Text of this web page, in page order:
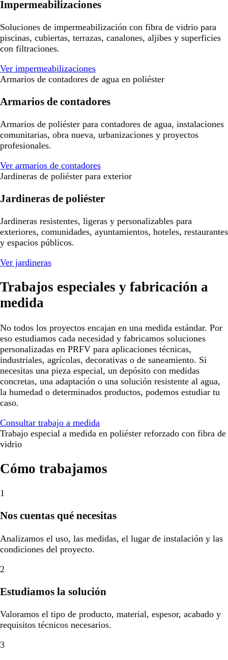
Impermeabilizaciones
Soluciones de impermeabilización con fibra de vidrio para
piscinas, cubiertas, terrazas, canalones, aljibes y superficies
con filtraciones.
Ver impermeabilizaciones
Armarios de contadores de agua en poliéster
Armarios de contadores
Armarios de poliéster para contadores de agua, instalaciones
comunitarias, obra nueva, urbanizaciones y proyectos
profesionales.
Ver armarios de contadores
Jardineras de poliéster para exterior
Jardineras de poliéster
Jardineras resistentes, ligeras y personalizables para
exteriores, comunidades, ayuntamientos, hoteles, restaurantes
y espacios públicos.
Ver jardineras
Trabajos especiales y fabricación a
medida
No todos los proyectos encajan en una medida estándar. Por
eso estudiamos cada necesidad y fabricamos soluciones
personalizadas en PRFV para aplicaciones técnicas,
industriales, agrícolas, decorativas o de saneamiento. Si
necesitas una pieza especial, un depósito con medidas
concretas, una adaptación o una solución resistente al agua,
la humedad o determinados productos, podemos estudiar tu
caso.
Consultar trabajo a medida
Trabajo especial a medida en poliéster reforzado con fibra de
vidrio
Cómo trabajamos
1
Nos cuentas qué necesitas
Analizamos el uso, las medidas, el lugar de instalación y las
condiciones del proyecto.
2
Estudiamos la solución
Valoramos el tipo de producto, material, espesor, acabado y
requisitos técnicos necesarios.
3